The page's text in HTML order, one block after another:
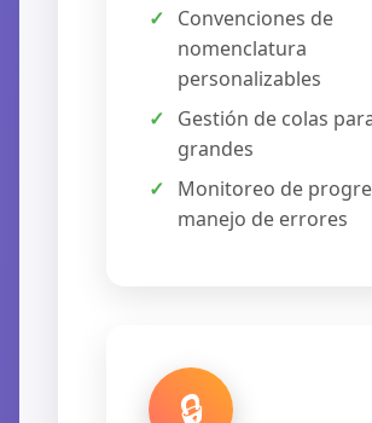
Convenciones de
nomenclatura
personalizables
Gestión de colas
grandes
Monitoreo de
manejo de errores
🔒